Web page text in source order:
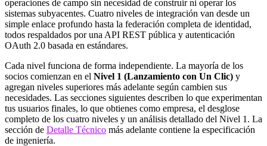
operaciones de campo sin necesidad de construir ni operar los
sistemas subyacentes. Cuatro niveles de integración van desde un
simple enlace profundo hasta la federación completa de identidad,
todos respaldados por una API REST pública y autenticación
OAuth 2.0 basada en estándares.
Cada nivel funciona de forma independiente. La mayoría de los
socios comienzan en el Nivel 1 (Lanzamiento con Un Clic) y
agregan niveles superiores más adelante según cambien sus
necesidades. Las secciones siguientes describen lo que experimentan
tus usuarios finales, lo que obtienes como empresa, el desglose
completo de los cuatro niveles y un análisis detallado del Nivel 1. La
sección de Detalle Técnico más adelante contiene la especificación
de ingeniería.